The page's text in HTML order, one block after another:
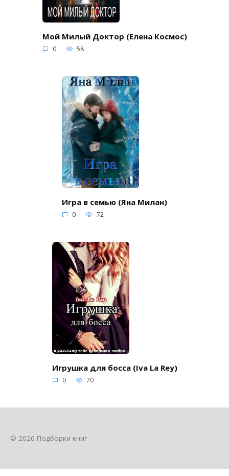
Мой Милый Доктор (Елена Космос)
0 58
Игра в семью (Яна Милан)
0 72
Игрушка для босса (Iva La Rey)
0 70
© 2026 Подборки книг